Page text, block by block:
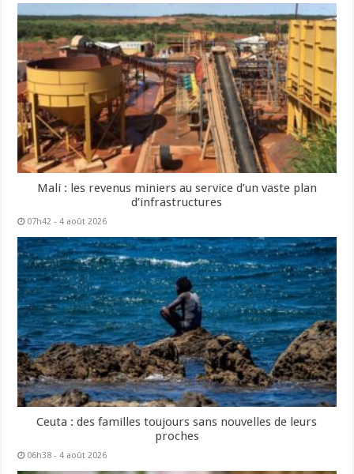
Mali : les revenus miniers au service d’un vaste plan
d’infrastructures
07h42 - 4 août 2026
Ceuta : des familles toujours sans nouvelles de leurs
proches
06h38 - 4 août 2026